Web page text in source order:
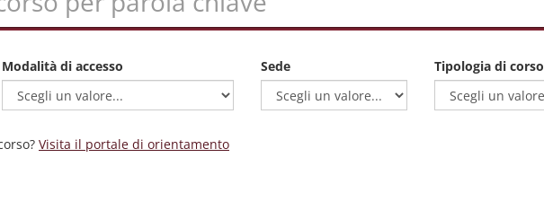
Modalità di accesso Sede
Tipologia di corso
Visita il portale di orientamento